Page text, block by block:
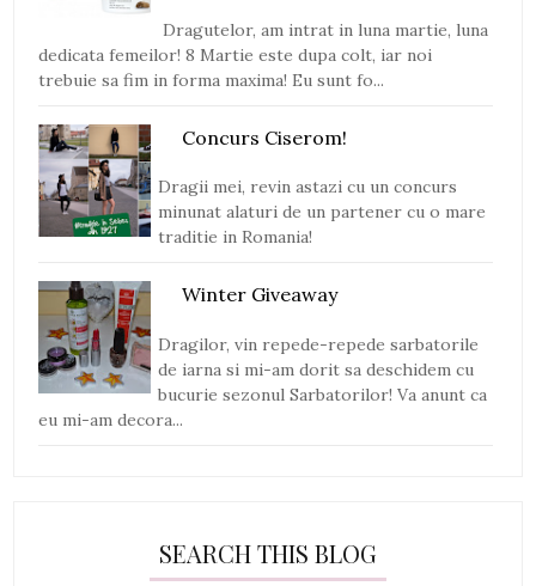
Dragutelor, am intrat in luna martie, luna
dedicata femeilor! 8 Martie este dupa colt, iar noi
trebuie sa fim in forma maxima! Eu sunt fo...
Concurs Ciserom!
Dragii mei, revin astazi cu un concurs
minunat alaturi de un partener cu o mare
traditie in Romania!
Winter Giveaway
Dragilor, vin repede-repede sarbatorile
de iarna si mi-am dorit sa deschidem cu
bucurie sezonul Sarbatorilor! Va anunt ca
eu mi-am decora...
SEARCH THIS BLOG